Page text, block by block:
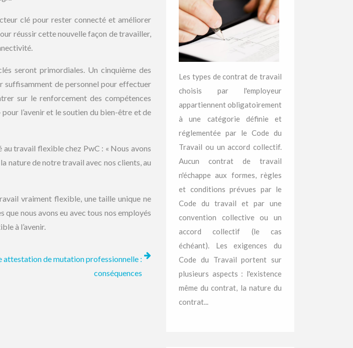
clé pour rester connecté et améliorer
réussir cette nouvelle façon de travailler,
seront primordiales. Un cinquième des
suffisamment de personnel pour effectuer
sur le renforcement des compétences
l’avenir et le soutien du bien-être et de
travail flexible chez PwC : « Nous avons
nature de notre travail avec nos clients, au
vraiment flexible, une taille unique ne
nous avons eu avec tous nos employés
à l’avenir.
attestation de mutation professionnelle :
conséquences
Les types de contrat de travail
choisis par l'employeur
appartiennent obligatoirement
à une catégorie définie et
réglementée par le Code du
Travail ou un accord collectif.
Aucun contrat de travail
n'échappe aux formes, règles
et conditions prévues par le
Code du travail et par une
convention collective ou un
accord collectif (le cas
échéant). Les exigences du
Code du Travail portent sur
plusieurs aspects : l'existence
même du contrat, la nature du
contrat...